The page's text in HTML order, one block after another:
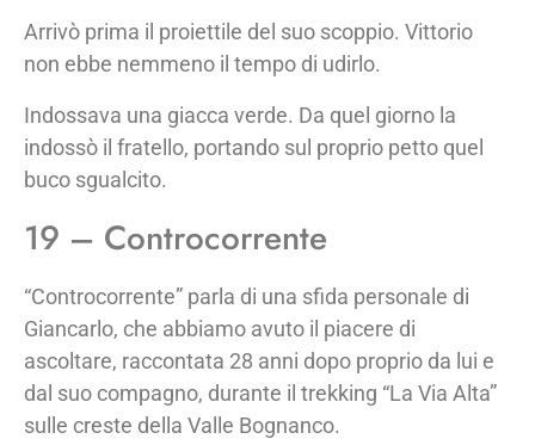
Arrivò prima il proiettile del suo scoppio. Vittorio
non ebbe nemmeno il tempo di udirlo.
Indossava una giacca verde. Da quel giorno la
indossò il fratello, portando sul proprio petto quel
buco sgualcito.
19 – Controcorrente
“Controcorrente” parla di una sfida personale di
Giancarlo, che abbiamo avuto il piacere di
ascoltare, raccontata 28 anni dopo proprio da lui e
dal suo compagno, durante il trekking “La Via Alta”
sulle creste della Valle Bognanco.